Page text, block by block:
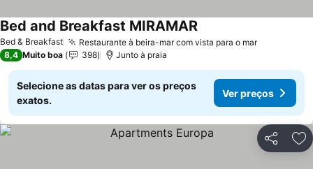
Bed & Breakfast Restaurante à beira-mar com vista para o mar
Bed and Breakfast MIRAMAR
8,4 Muito boa 398 Junto à praia
Selecione as datas para ver os preços
exatos.
Ver preços
Partilhar